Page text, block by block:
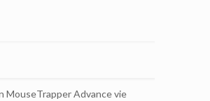
MouseTrapper Advance vie